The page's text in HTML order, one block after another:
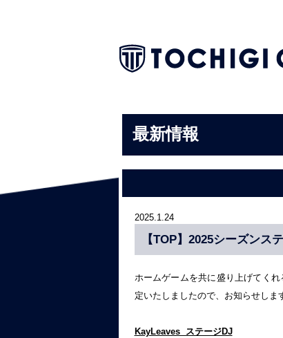
最新情報
2025.1.24
【TOP】2025シーズンス
ホームゲームを共に盛り上げてく
定いたしましたので、お知らせしま
KayLeaves ステージDJ